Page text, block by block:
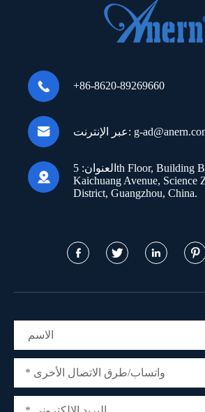
 +86-8620-89269660
 عبر الإنترنت: g-

العنوان: 5th Floor, Building B, No.2817
Kaichuang Avenue, Science
District, Guangzhou, China.
   